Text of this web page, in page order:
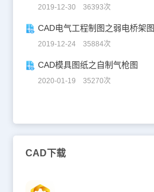
2019-12-30 36393次
CAD电气工程制图之弱电桥架图
2019-12-24 35884次
CAD模具图纸之自制气枪图
2020-01-19 35270次
CAD下载